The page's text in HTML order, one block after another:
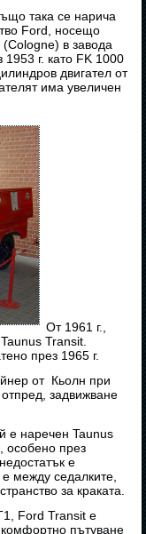
така се нарича
Ford, носещо
в завода
г. като FK 1000
двигател от
има увеличен
От 1961 г.,
Transit.
през 1965 г.
от Кьолн при
задвижване
е наречен Taunus
особено през
е
между седалките,
за краката.
Ford Transit е
пътуване